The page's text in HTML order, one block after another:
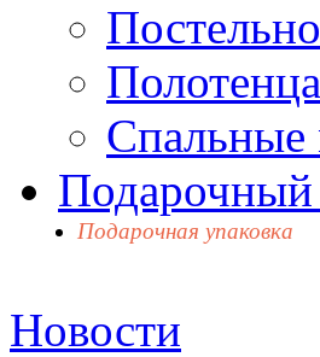
Спальные
Подарочный
Подарочная упаковка
Новости